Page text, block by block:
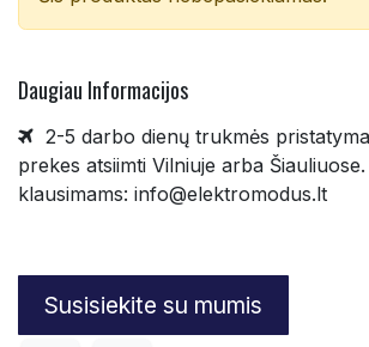
Daugiau Informacijos
2-5 darbo dienų trukmės
prekes atsiimti Vilniuje arba
klausimams: info@elektromodus.lt
Susisiekite su mumis